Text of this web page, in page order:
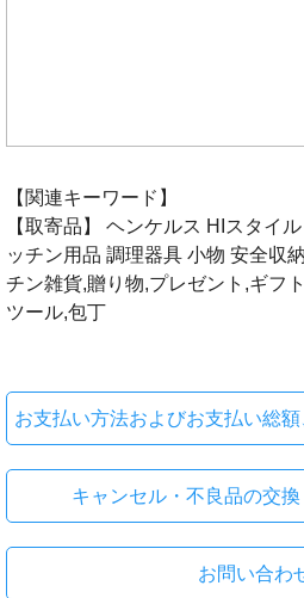
【関連キーワード】
【取寄品】 ヘンケルス HIスタイ
ッチン用品 調理器具 小物 安全収
チン雑貨,贈り物,プレゼント,ギフ
ツール,包丁
お支払い方法およびお支払い総
キャンセル・不良品の交
お問い合わ